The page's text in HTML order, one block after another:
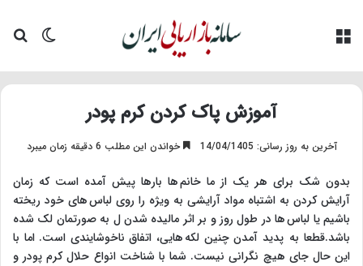
تغییر
آموزش پاک کردن کرم پودر
آخرین به روز رسانی: 14/04/1405 خواندن این مطلب 6 دقیقه زمان میبرد
بدون شک برای هر یک از ما خانم ها بارها پیش آمده است که زمان
آرایش کردن به اشتباه مواد آرایشی به ویژه را روی لباس های خود ریخته
باشیم یا لباس ها در طول روز و بر اثر مالیده شدن ل به صورتمان لک شده
باشد.قطعا به پدید آمدن چنین لکه هایی، اتفاق ناخوشایندی است. اما با
این حال جای هیچ نگرانی نیست. شما با شناخت انواع حلال کرم پودر و